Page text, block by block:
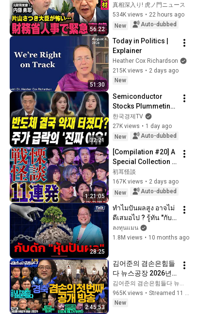
56:22
of Finance
Personnel]
*Emergency
Former Bureaucr...
真相深入り! 虎ノ門ニュース
534K views • 22 hours ago
New
Auto-dubbed
51:30
Today in Politics |
Explainer
Heather Cox Richardson
215K views • 2 days ago
New
32:21
Semiconductor
Stocks Plummeting
for No Reason?
Here’s How to
Respond (Hwang
Lead...
한국경제TV
27K views • 1 day ago
New
Auto-dubbed
1:21:05
[Compilation #20] A
Special Collection
of 11 Terrifying
Ghost Stories
[Murata Ramu]
初耳怪談
167K views • 2 days ago
New
Auto-dubbed
28:25
ทำไมปันผลสูง อาจไม่
ดีเสมอไป ? รู้ทัน "กับ
ดักหุ้นปันผล" ที่คน
ส่วนใหญ่พลาด
ลงทุนแมน
1.8M views • 10 months ago
2:45:53
김어준의 겸손은힘들
다 뉴스공장 2026년 8
월 7일 금요일 [김희교
X박구용X박태웅X이
진경, 홍사훈X주진우
김어준의 겸손은힘들다 뉴스공장
965K views •
Streamed 11 hours ago
New